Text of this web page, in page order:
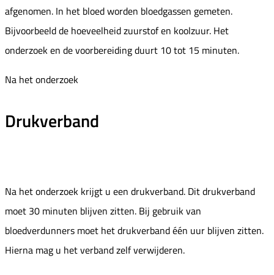
afgenomen. In het bloed worden bloedgassen gemeten.
Bijvoorbeeld de hoeveelheid zuurstof en koolzuur. Het
onderzoek en de voorbereiding duurt 10 tot 15 minuten.
Na het onderzoek
Drukverband
Na het onderzoek krijgt u een drukverband. Dit drukverband
moet 30 minuten blijven zitten. Bij gebruik van
bloedverdunners moet het drukverband één uur blijven zitten.
Hierna mag u het verband zelf verwijderen.